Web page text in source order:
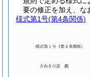
要の修正を加え、な
様式第1号(第4条関係)